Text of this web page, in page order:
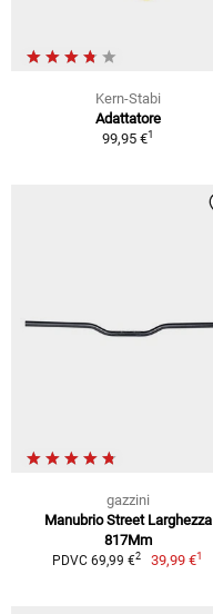
Kern-Stabi
Adattatore
99,95 €1
gazzini
Manubrio Street Larghezza
817Mm
PDVC 69,99 €2 39,99 €1